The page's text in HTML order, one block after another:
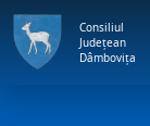
Consiliul
Județean
Dâmbovița